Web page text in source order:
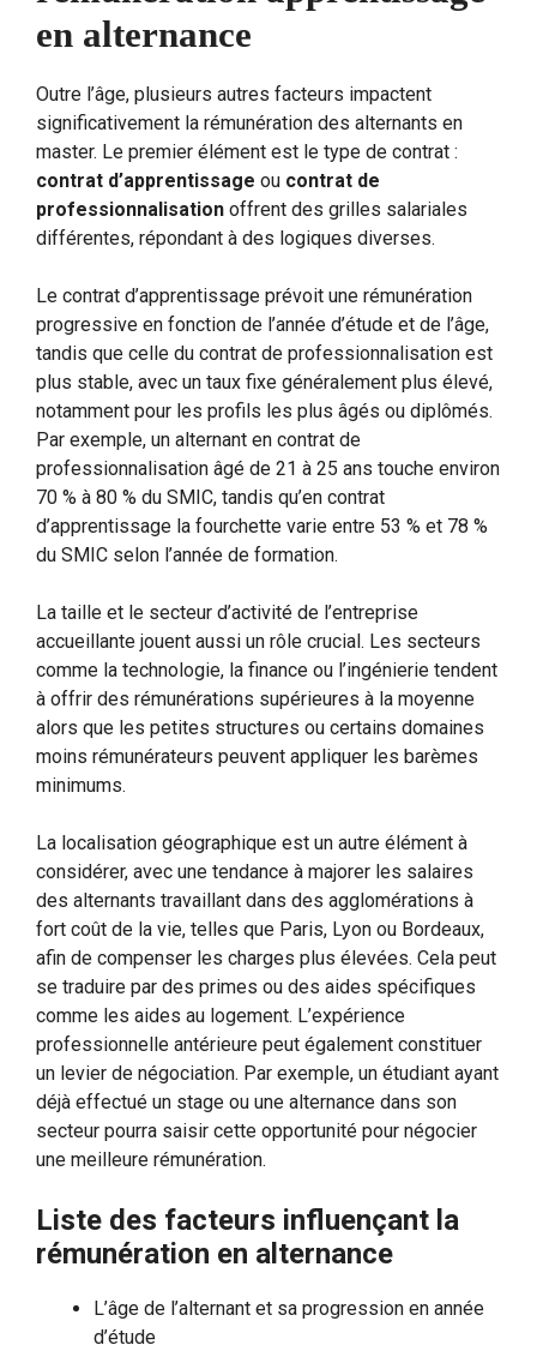
en alternance
Outre l’âge, plusieurs autres facteurs impactent
significativement la rémunération des alternants en
master. Le premier élément est le type de contrat :
contrat d’apprentissage ou contrat de
professionnalisation offrent des grilles salariales
différentes, répondant à des logiques diverses.
Le contrat d’apprentissage prévoit une rémunération
progressive en fonction de l’année d’étude et de l’âge,
tandis que celle du contrat de professionnalisation est
plus stable, avec un taux fixe généralement plus élevé,
notamment pour les profils les plus âgés ou diplômés.
Par exemple, un alternant en contrat de
professionnalisation âgé de 21 à 25 ans touche environ
70 % à 80 % du SMIC, tandis qu’en contrat
d’apprentissage la fourchette varie entre 53 % et 78 %
du SMIC selon l’année de formation.
La taille et le secteur d’activité de l’entreprise
accueillante jouent aussi un rôle crucial. Les secteurs
comme la technologie, la finance ou l’ingénierie tendent
à offrir des rémunérations supérieures à la moyenne
alors que les petites structures ou certains domaines
moins rémunérateurs peuvent appliquer les barèmes
minimums.
La localisation géographique est un autre élément à
considérer, avec une tendance à majorer les salaires
des alternants travaillant dans des agglomérations à
fort coût de la vie, telles que Paris, Lyon ou Bordeaux,
afin de compenser les charges plus élevées. Cela peut
se traduire par des primes ou des aides spécifiques
comme les aides au logement. L’expérience
professionnelle antérieure peut également constituer
un levier de négociation. Par exemple, un étudiant ayant
déjà effectué un stage ou une alternance dans son
secteur pourra saisir cette opportunité pour négocier
une meilleure rémunération.
Liste des facteurs influençant la
rémunération en alternance
L’âge de l’alternant et sa progression en année
d’étude